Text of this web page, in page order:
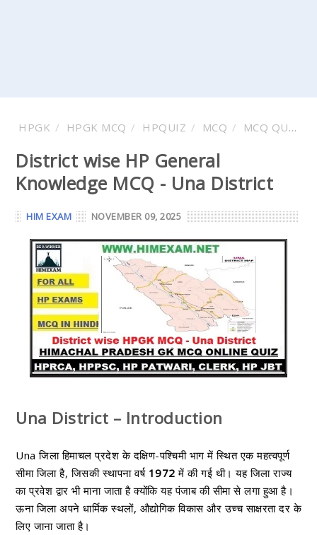
HPGK HPGK MCQ HPQUIZ MCQ MCQ QUESTION AND ANSWER
District wise HP General
Knowledge MCQ - Una District
HIM EXAM NOVEMBER 09, 2025
Una District – Introduction
Una जिला हिमाचल प्रदेश के दक्षिण-पश्चिमी भाग में स्थित एक महत्वपूर्ण
सीमा जिला है, जिसकी स्थापना वर्ष 1972 में की गई थी। यह जिला राज्य
का प्रवेश द्वार भी माना जाता है क्योंकि यह पंजाब की सीमा से लगा हुआ है।
ऊना जिला अपने धार्मिक स्थलों, औद्योगिक विकास और उच्च साक्षरता दर के
लिए जाना जाता है।